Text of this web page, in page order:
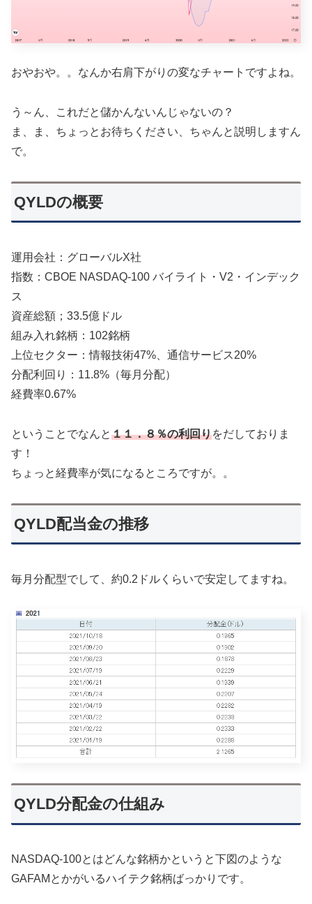
おやおや。。なんか右肩下がりの変なチャートですよね。
う～ん、これだと儲かんないんじゃないの？
ま、ま、ちょっとお待ちください、ちゃんと説明しますん
で。
QYLDの概要
運用会社：グローバルX社
指数：CBOE NASDAQ-100 バイライト・V2・インデック
ス
資産総額；33.5億ドル
組み入れ銘柄：102銘柄
上位セクター：情報技術47%、通信サービス20%
分配利回り：11.8%（毎月分配）
経費率0.67%
ということでなんと１１．８％の利回りをだしておりま
す！
ちょっと経費率が気になるところですが。。
QYLD配当金の推移
毎月分配型でして、約0.2ドルくらいで安定してますね。
QYLD分配金の仕組み
NASDAQ-100とはどんな銘柄かというと下図のような
GAFAMとかがいるハイテク銘柄ばっかりです。